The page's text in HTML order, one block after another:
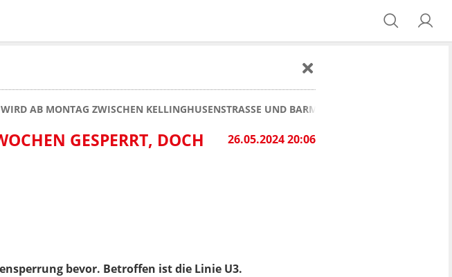
AB MONTAG ZWISCHEN KELLINGHUSENSTRASSE UND BARMBEK SECHS WOCHEN LANG
26.05.2024 20:06
GESPERRT, DOCH
bevor. Betroffen ist die Linie U3.